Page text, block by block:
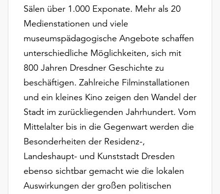
verwendeten
Cookies
anpassen,
Einstellungen
über
Schaltfläche
„Auswählen“.
Weitere
Informationen
finden
Sälen über 1.000 Exponate. Mehr als 20
Medienstationen und viele
museumspädagogische Angebote schaffen
unterschiedliche Möglichkeiten, sich mit
800 Jahren Dresdner Geschichte zu
beschäftigen. Zahlreiche Filminstallationen
und ein kleines Kino zeigen den Wandel der
Stadt im zurückliegenden Jahrhundert. Vom
Mittelalter bis in die Gegenwart werden die
Besonderheiten der Residenz-,
Landeshaupt- und Kunststadt Dresden
ebenso sichtbar gemacht wie die lokalen
Auswirkungen der großen politischen